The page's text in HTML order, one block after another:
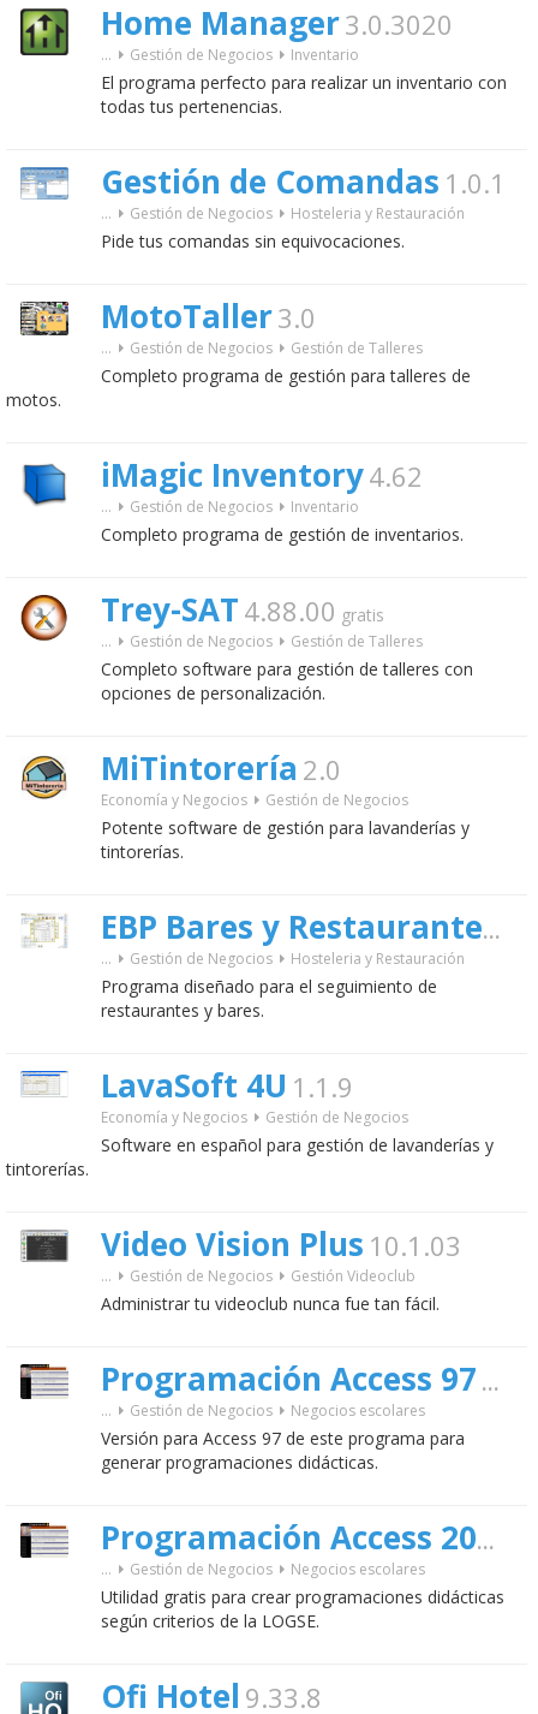
Home Manager3.0.3020
... Gestión de Negocios Inventario
El programa perfecto para realizar un inventario con
todas tus pertenencias.
Gestión de Comandas 1.0.1
... Gestión de Negocios Hosteleria y Restauración
Pide tus comandas sin equivocaciones.
MotoTaller3.0
... Gestión de Negocios Gestión de Talleres
Completo programa de gestión para talleres de
motos.
iMagic Inventory4.62
... Gestión de Negocios Inventario
Completo programa de gestión de inventarios.
Trey-SAT 4.88.00 gratis
... Gestión de Negocios Gestión de Talleres
Completo software para gestión de talleres con
opciones de personalización.
MiTintorería 2.0
Economía y Negocios Gestión de Negocios
Potente software de gestión para lavanderías y
tintorerías.
EBP Bares y Restaurantes
... Gestión de Negocios Hosteleria y Restauración
Programa diseñado para el seguimiento de
restaurantes y bares.
LavaSoft 4U 1.1.9
Economía y Negocios Gestión de Negocios
Software en español para gestión de lavanderías y
tintorerías.
Video Vision Plus 10.1.03
... Gestión de Negocios Gestión Videoclub
Administrar tu videoclub nunca fue tan fácil.
Programación Access 97 2.0
... Gestión de Negocios Negocios escolares
Versión para Access 97 de este programa para
generar programaciones didácticas.
Programación Access 2000
... Gestión de Negocios Negocios escolares
Utilidad gratis para crear programaciones didácticas
según criterios de la LOGSE.
Ofi Hotel 9.33.8